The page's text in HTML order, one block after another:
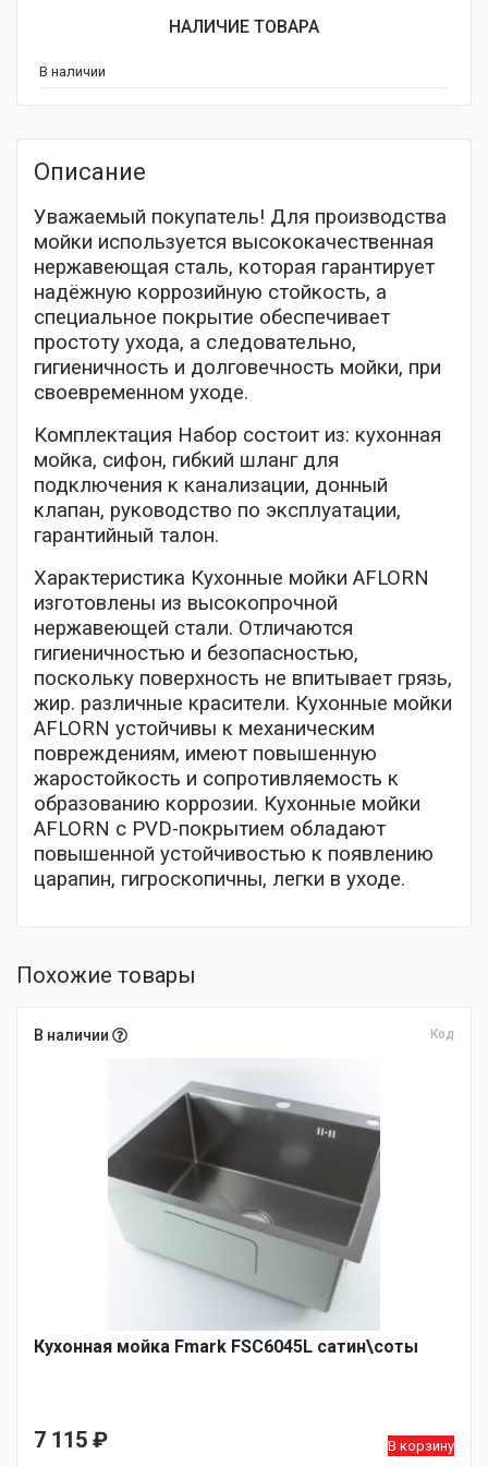
НАЛИЧИЕ ТОВАРА
В наличии
Описание
Уважаемый покупатель! Для производства
мойки используется высококачественная
нержавеющая сталь, которая гарантирует
надёжную коррозийную стойкость, а
специальное покрытие обеспечивает
простоту ухода, а следовательно,
гигиеничность и долговечность мойки, при
своевременном уходе.
Комплектация Набор состоит из: кухонная
мойка, сифон, гибкий шланг для
подключения к канализации, донный
клапан, руководство по эксплуатации,
гарантийный талон.
Характеристика Кухонные мойки AFLORN
изготовлены из высокопрочной
нержавеющей стали. Отличаются
гигиеничностью и безопасностью,
поскольку поверхность не впитывает грязь,
жир. различные красители. Кухонные мойки
AFLORN устойчивы к механическим
повреждениям, имеют повышенную
жаростойкость и сопротивляемость к
образованию коррозии. Кухонные мойки
AFLORN с PVD-покрытием обладают
повышенной устойчивостью к появлению
царапин, гигроскопичны, легки в уходе.
Похожие товары
В наличии Код
Кухонная мойка Fmark FSC6045L сатин\соты
7 115 ₽ В корзину